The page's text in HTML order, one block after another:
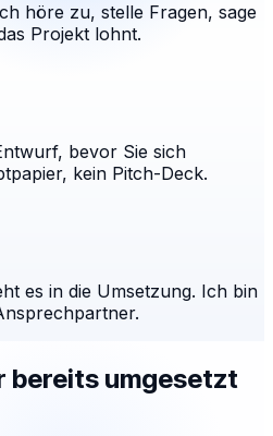
höre zu, stelle Fragen, sage
Projekt lohnt.
bevor Sie sich
kein Pitch-Deck.
es in die Umsetzung. Ich bin
bereits umgesetzt